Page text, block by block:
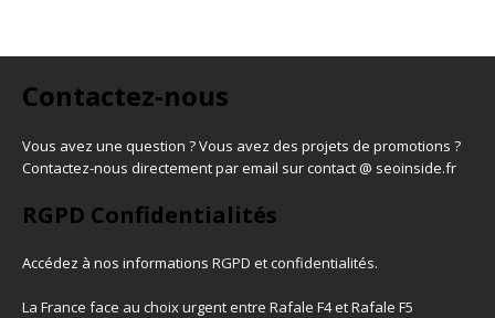
Contactez-nous
Vous avez une question ? Vous avez des projets de promotions ?
Contactez-nous directement par email sur contact @ seoinside.fr
RGPD Confidentialités
Accédez à nos informations RGPD et confidentialités.
La France face au choix urgent entre Rafale F4 et Rafale F5